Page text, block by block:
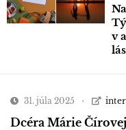
v
31. júla 2025
Dcéra Márie